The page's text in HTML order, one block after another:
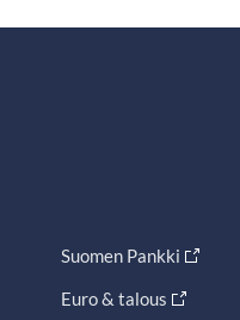
Suomen Pankki
Euro & talous